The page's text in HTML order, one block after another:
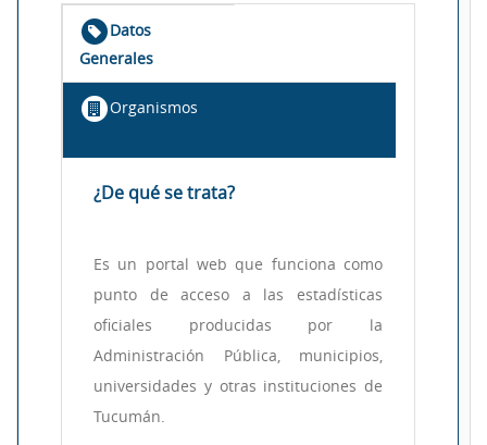
Datos
Generales
Organismos
¿De qué se trata?
Es un portal web que funciona como
punto de acceso a las estadísticas
oficiales producidas por la
Administración Pública, municipios,
universidades y otras instituciones de
Tucumán.